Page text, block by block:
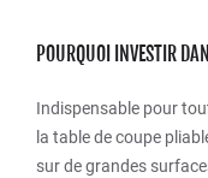
POURQUOI INVESTIR
Indispensable pour
la table de coupe
sur de grandes